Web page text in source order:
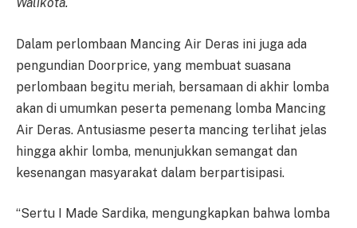
Dalam perlombaan Mancing Air Deras ini juga ada
pengundian Doorprice, yang membuat suasana
perlombaan begitu meriah, bersamaan di akhir lomba
akan di umumkan peserta pemenang lomba Mancing
Air Deras. Antusiasme peserta mancing terlihat jelas
hingga akhir lomba, menunjukkan semangat dan
kesenangan masyarakat dalam berpartisipasi.
“Sertu I Made Sardika, mengungkapkan bahwa lomba